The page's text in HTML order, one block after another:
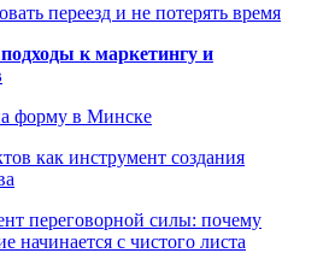
переезд и не потерять время
к маркетингу и
форму в Минске
как инструмент создания
переговорной силы: почему
начинается с чистого листа